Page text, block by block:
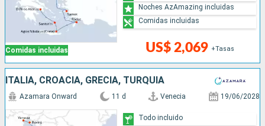
Comidas incluidas US$ 2,069 +Tasas
Noches AzAmazing incluidas
Comidas incluidas
ITALIA, CROACIA, GRECIA, TURQUÍA
Azamara Onward 11 d Venecia 19/06/2028
Todo incluido